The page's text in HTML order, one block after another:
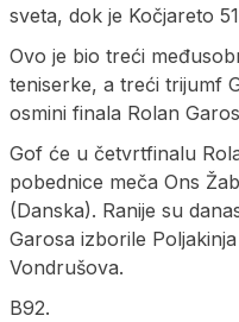
sveta, dok je Kočjareto
Ovo je bio treći
teniserke, a treći trijumf
osmini finala Rolan
Gof će u četvrtfinalu
pobednice meča Ons
(Danska). Ranije su
Garosa izborile
Vondrušova.
B92.